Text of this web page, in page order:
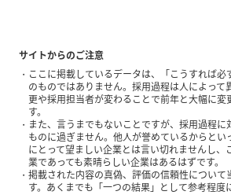
サイトからのご注意
ここに掲載しているデータは、「こうすれば
のものではありません。採用過程は人によって
更や採用担当者が変わることで前年と大幅に変
す。
また、言うまでもないことですが、採用過程に
ものに過ぎません。他人が誉めているからとい
にとって望ましい企業とは言い切れませんし、
業であっても素晴らしい企業はあるはずです。
掲載された内容の真偽、評価の信頼性について
す。あくまでも「一つの結果」として参考程度